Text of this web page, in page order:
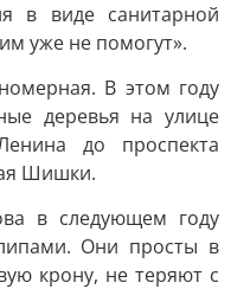
в виде санитарной
уже не помогут».
В этом году
деревья на улице
до проспекта
Шишки.
в следующем году
Они просты в
крону, не теряют с